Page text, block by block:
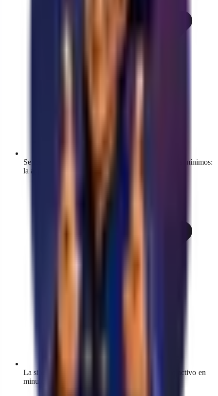
Se instala desde la Shopify App Store con permisos mínimos:
la app no toca tu tema ni tus claves de pago.
La sincronización inicial importa todo tu catálogo activo en
minutos, con progreso visible en el panel.